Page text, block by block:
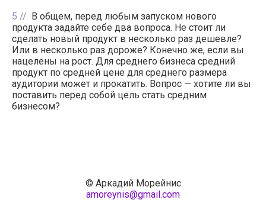
5
В общем, перед любым запуском нового
продукта задайте себе два вопроса. Не стоит ли
сделать новый продукт в несколько раз дешевле?
Или в несколько раз дороже? Конечно же, если вы
нацелены на рост. Для среднего бизнеса средний
продукт по средней цене для среднего размера
аудитории может и прокатить. Вопрос — хотите ли вы
поставить перед собой цель стать средним
бизнесом?
© Аркадий Морейнис
amoreynis@gmail.com